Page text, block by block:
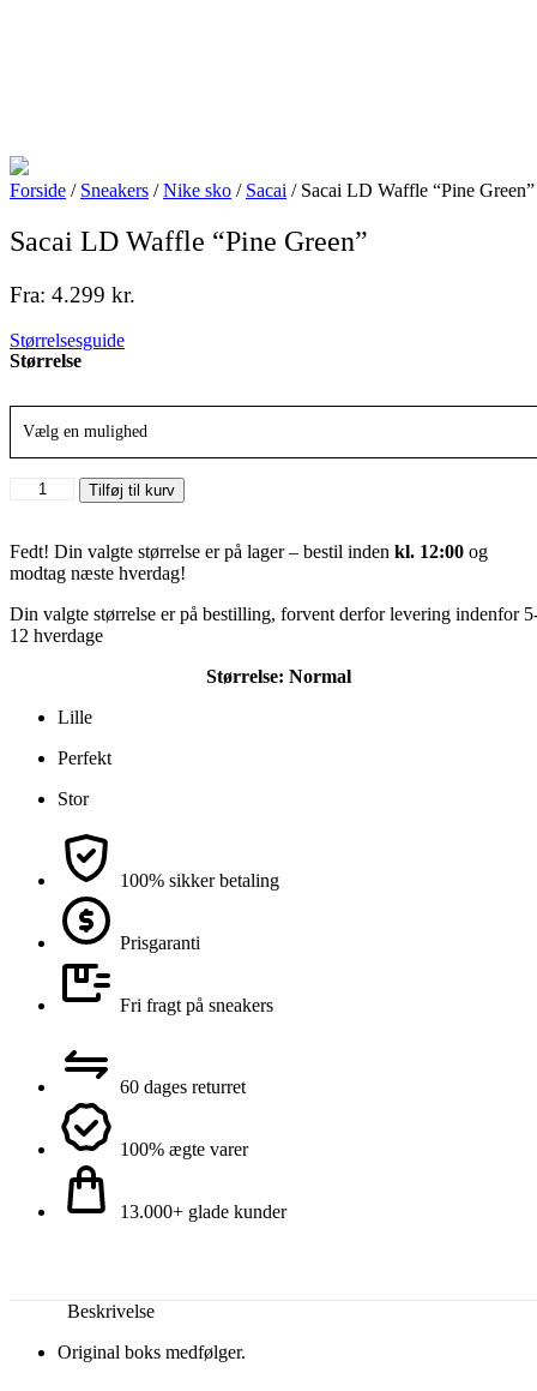
Forside / Sneakers /Nike sko / Sacai / Sacai LD Waffle “Pine Green”
Sacai LD Waffle “Pine Green”
Fra: 4.299 kr.
Størrelsesguide
Størrelse
Vælg en mulighed
Sacai
"Pine
Green"
Tilføj til kurv
Fedt! Din valgte størrelse er på lager – bestil inden kl. 12:00 og
modtag næste hverdag!
Din valgte størrelse er på bestilling, forvent derfor levering indenfor
12 hverdage
Størrelse: Normal
Lille
Perfekt
Stor
100% sikker betaling
Prisgaranti
Fri fragt på sneakers
60 dages returret
100% ægte varer
13.000+ glade kunder
Beskrivelse
Original boks medfølger.